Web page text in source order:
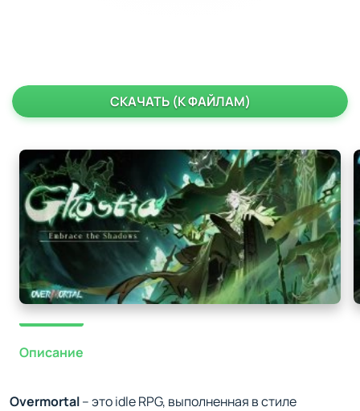
СКАЧАТЬ (К ФАЙЛАМ)
Описание
Overmortal– это idle RPG, выполненная в стиле